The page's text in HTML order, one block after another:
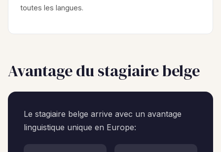
toutes les langues.
Avantage du stagiaire belge
Le stagiaire belge arrive avec un avantage
linguistique unique en Europe: